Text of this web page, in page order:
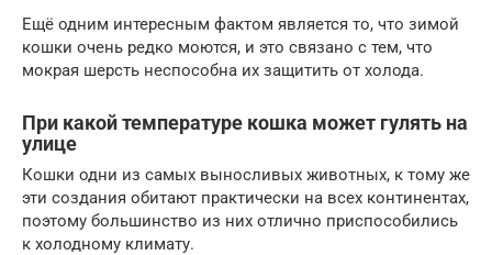
Ещё одним интересным фактом является то, что зимой
кошки очень редко моются, и это связано с тем, что
мокрая шерсть неспособна их защитить от холода.
При какой температуре кошка может гулять на
улице
Кошки одни из самых выносливых животных, к тому же
эти создания обитают практически на всех континентах,
поэтому большинство из них отлично приспособились
к холодному климату.